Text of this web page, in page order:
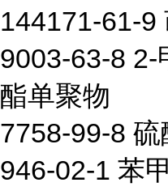
144171-61-9
9003-63-8 2-
酯单聚物
7758-99-8 硫
946-02-1 苯